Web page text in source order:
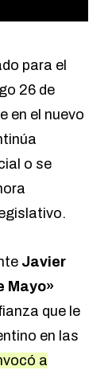
para el
26 de
en el nuevo
o se
Javier
Mayo»
que le
en las
a